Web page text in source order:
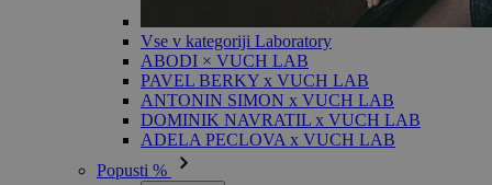
Vse v kategoriji Laboratory
ABODI × VUCH LAB
PAVEL BERKY x VUCH LAB
ANTONIN SIMON x VUCH LAB
DOMINIK NAVRATIL x VUCH LAB
ADELA PECLOVA x VUCH LAB
Popusti %